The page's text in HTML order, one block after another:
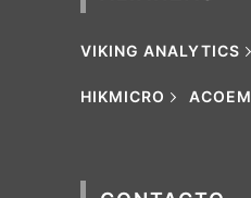
VIKING ANALYTICS
HIKMICRO ACOEM